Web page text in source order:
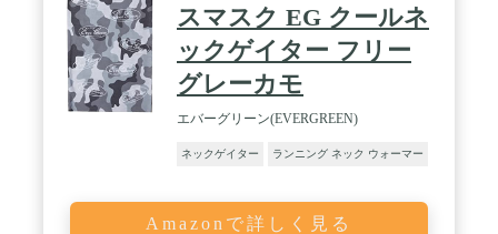
スマスク EG クールネ
ックゲイター フリー
グレーカモ
エバーグリーン(EVERGREEN)
ネックゲイター ランニング ネック ウォーマー
Amazonで詳しく見る